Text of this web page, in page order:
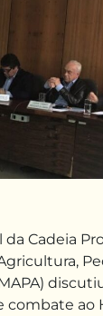
da Cadeia
combate ao